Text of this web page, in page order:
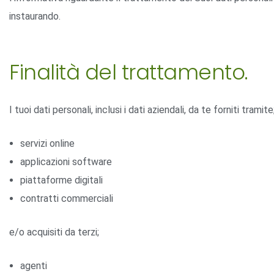
instaurando.
Finalità del trattamento.
I tuoi dati personali, inclusi i dati aziendali, da te forniti
servizi online
applicazioni software
piattaforme digitali
contratti commerciali
e/o acquisiti da terzi;
agenti